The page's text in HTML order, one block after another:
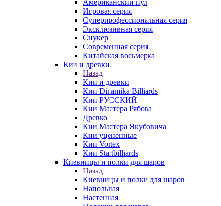
Американский пул
Игровая серия
Суперпрофессиональная серия
Эксклюзивная серия
Снукер
Современная серия
Китайская восьмерка
Кии и древки
Назад
Кии и древки
Кии Dinamika Billiards
Кии РУССКИЙ
Кии Мастера Рябова
Древко
Кии Мастера Якубовича
Кии уцененные
Кии Vortex
Кии Startbilliards
Киевницы и полки для шаров
Назад
Киевницы и полки для шаров
Напольная
Настенная